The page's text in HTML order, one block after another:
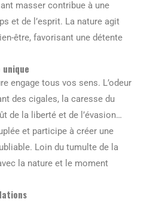
masser contribue à une
et de l’esprit. La nature agit
être, favorisant une détente
engage tous vos sens. L’odeur
des cigales, la caresse du
de la liberté et de l’évasion…
et participe à créer une
Loin du tumulte de la
la nature et le moment